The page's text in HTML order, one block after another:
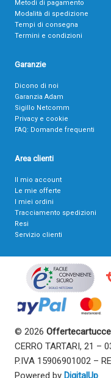
Metodi di pagamento
Modalità di spedizione
Tempi di consegna
Termini e condizioni
Garanzie
Dicono di noi
Garanzia Adam
Sigillo Netcomm
Privacy e cookie
FAQ: Domande frequenti
Area clienti
Il mio account
Le mie offerte
I miei ordini
Tracciamento spedizioni
Resi
Servizio clienti
© 2026
CERRO TARTARI, 21 –
P.IVA 15906901002 –
Powered by DigitalUp